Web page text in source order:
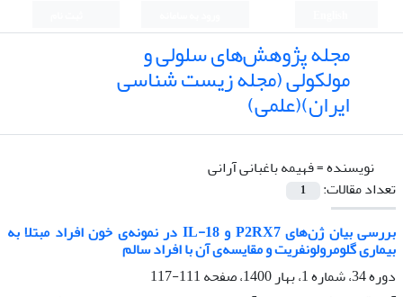
مجله پژوهش‌های سلولی و
مولکولی (مجله زیست شناسی
ایران)(علمی)
نویسنده =فهیمه باغبانی آرانی
تعداد مقالات:
1
بررسی بیان ژن‌های P2RX7 و IL-18 در نمونه‌ی خون افراد مبتلا به
بیماری گلومرولونفریت و مقایسه‌ی آن با افراد سالم
دوره 34، شماره 1، بهار 1400، صفحه
111-117